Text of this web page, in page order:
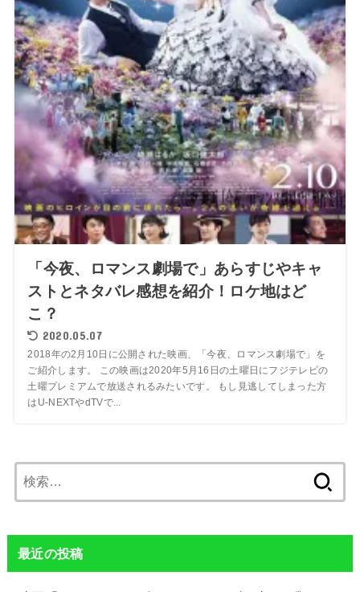
「今夜、ロマンス劇場で」あらすじやキャ
ストとネタバレ感想を紹介！ロケ地はど
こ？
2020.05.07
2018年の2月10日に公開された映画、「今夜、ロマンス劇場で」を
ご紹介します。 この映画は2020年5月16日の土曜日にフジテレビの
土曜プレミアムで放送されるみたいです。 もし見逃してしまった方
はU-NEXTやdTVで...
索:
最近の投稿